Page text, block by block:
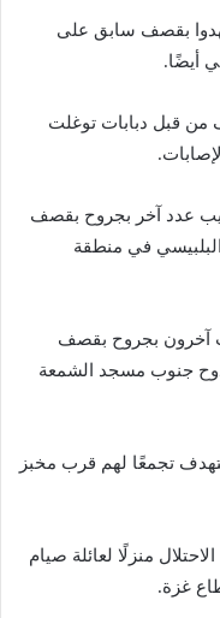
بقصف سابق على
أيضًا.
قبل دبابات توغلت
وأصيب عدد آخر بجروح بقصف
في منطقة
آخرون بجروح بقصف
جنوب مسجد الشمعة
تجمعًا لهم قرب مخبز
الاحتلال منزلًا لعائلة صيام
غزة.